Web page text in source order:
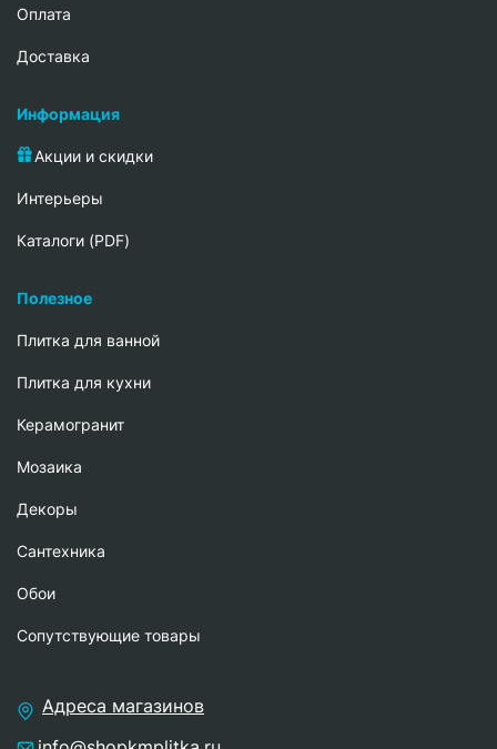
Oплата
Доставка
Информация
Акции и скидки
Интерьеры
Каталоги (PDF)
Полезное
Плитка для ванной
Плитка для кухни
Керамогранит
Мозаика
Декоры
Сантехника
Обои
Сопутствующие товары
Адреса магазинов